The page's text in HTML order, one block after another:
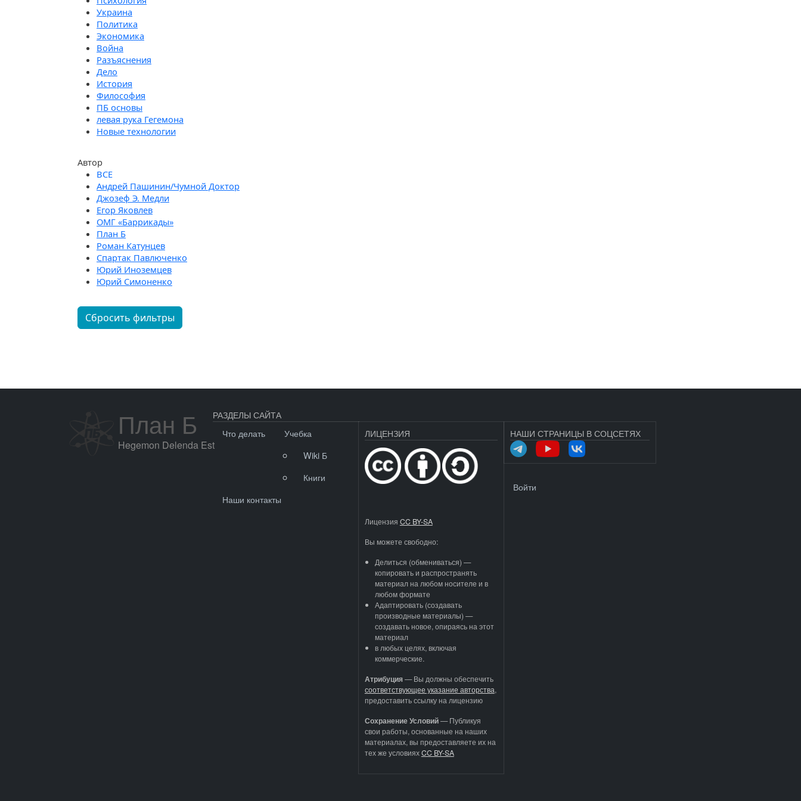
Украина
Политика
Экономика
Война
Разъяснения
Дело
История
Философия
ПБ основы
левая рука Гегемона
Новые технологии
Автор
Андрей Пашинин/Чумной Доктор
Джозеф Э. Медли
Егор Яковлев
ОМГ «Баррикады»
План Б
Роман Катунцев
Спартак Павлюченко
Юрий Иноземцев
Юрий Симоненко
Сбросить фильтры
План Б
Hegemon Delenda Est
РАЗДЕЛЫ САЙТА
Что делать
Учебка
Wiki Б
Книги
Наши контакты
ЛИЦЕНЗИЯ
Лицензия CC BY-SA
Вы можете свободно:
Делиться (обмениваться) —
копировать и распространять
материал на любом носителе и в
любом формате
Адаптировать (создавать
производные материалы) —
создавать новое, опираясь на этот
материал
в любых целях, включая
коммерческие.
Атрибуция—Вы должны обеспечить
соответствующее указание авторства,
предоставить ссылку на лицензию
Сохранение Условий— Публикуя
свои работы, основанные на наших
материалах, вы предоставляете их на
тех же условияхCC BY-SA
НАШИ СТРАНИЦЫ В СОЦСЕТЯХ
Войти